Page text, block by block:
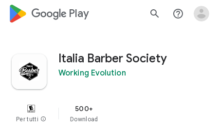
google_logo Play search help_outline
Italia Barber Society
Working Evolution
Per tutti info
500+
Download